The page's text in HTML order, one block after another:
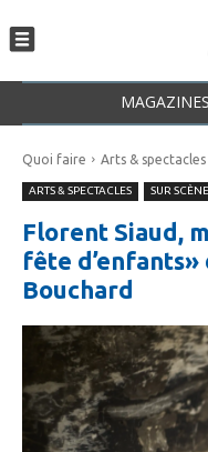
MAGAZINES
Quoi faire Arts & spectacles
ARTS & SPECTACLES SUR SCÈNE
Florent Siaud,
fête
Bouchard